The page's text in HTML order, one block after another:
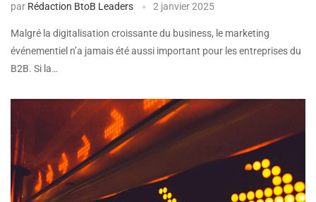
par Rédaction BtoB Leaders 2 janvier 2025
Malgré la digitalisation croissante du business, le marketing
événementiel n’a jamais été aussi important pour les entreprises du
B2B. Si la…